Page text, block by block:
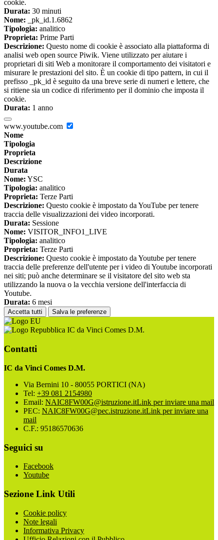
cookie.
Durata: 30 minuti
Nome: _pk_id.1.6862
Tipologia: analitico
Proprieta: Prime Parti
Descrizione: Questo nome di cookie è associato alla piattaforma di
analisi web open source Piwik. Viene utilizzato per aiutare i
proprietari di siti Web a monitorare il comportamento dei visitatori e
misurare le prestazioni del sito. È un cookie di tipo pattern, in cui il
prefisso _pk_id è seguito da una breve serie di numeri e lettere, che
si ritiene sia un codice di riferimento per il dominio che imposta il
cookie.
Durata: 1 anno
www.youtube.com
Nome
Tipologia
Proprieta
Descrizione
Durata
Nome: YSC
Tipologia: analitico
Proprieta: Terze Parti
Descrizione: Questo cookie è impostato da YouTube per tenere
traccia delle visualizzazioni dei video incorporati.
Durata: Sessione
Nome: VISITOR_INFO1_LIVE
Tipologia: analitico
Proprieta: Terze Parti
Descrizione: Questo cookie è impostato da Youtube per tenere
traccia delle preferenze dell'utente per i video di Youtube incorporati
nei siti; può anche determinare se il visitatore del sito web sta
utilizzando la nuova o la vecchia versione dell'interfaccia di
Youtube.
Durata: 6 mesi
Accetta tutti Salva le preferenze
IC da Vinci Comes D.M.
Contatti
IC da Vinci Comes D.M.
Via Bernini 10 - 80055 PORTICI (NA)
Tel: +39 081 2154980
Email: NAIC8FW00G@istruzione.itLink per inviare una mail
PEC: NAIC8FW00G@pec.istruzione.itLink per inviare una
mail
C.F.: 95186570636
Seguici su
Facebook
Youtube
Sezione Link Utili
Cookie policy
Note legali
Informativa Privacy